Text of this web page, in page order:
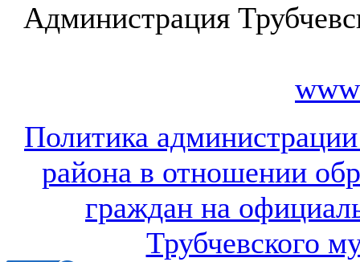
Администрация
Политика
района в отношении
граждан на
Трубчевского